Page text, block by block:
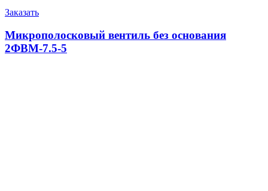
Заказать
Микрополосковый вентиль без основания
2ФВМ-7.5-5